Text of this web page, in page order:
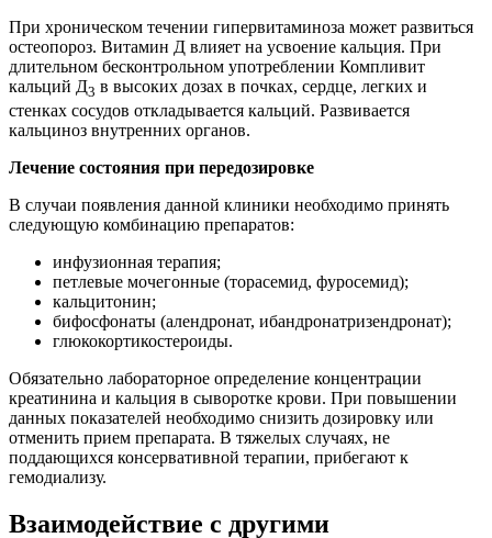
При хроническом течении гипервитаминоза может развиться
остеопороз. Витамин Д влияет на усвоение кальция. При
длительном бесконтрольном употреблении Компливит
кальций Д3 в высоких дозах в почках, сердце, легких и
стенках сосудов откладывается кальций. Развивается
кальциноз внутренних органов.
Лечение состояния при передозировке
В случаи появления данной клиники необходимо принять
следующую комбинацию препаратов:
инфузионная терапия;
петлевые мочегонные (торасемид, фуросемид);
кальцитонин;
бифосфонаты (алендронат, ибандронатризендронат);
глюкокортикостероиды.
Обязательно лабораторное определение концентрации
креатинина и кальция в сыворотке крови. При повышении
данных показателей необходимо снизить дозировку или
отменить прием препарата. В тяжелых случаях, не
поддающихся консервативной терапии, прибегают к
гемодиализу.
Взаимодействие с другими